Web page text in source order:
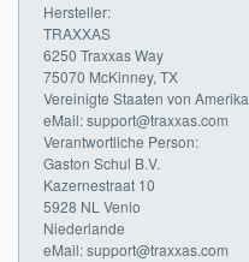
Hersteller:
TRAXXAS
6250 Traxxas Way
75070 McKinney, TX
Vereinigte Staaten von Amerika
eMail: support@traxxas.com
Verantwortliche Person:
Gaston Schul B.V.
Kazernestraat 10
5928 NL Venlo
Niederlande
eMail: support@traxxas.com